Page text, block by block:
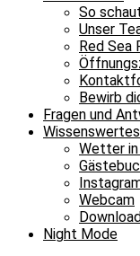
So
Unser
Red Sea
Bewirb
Fragen und
Wissenswertes
Wetter in
Webcam
Night Mode